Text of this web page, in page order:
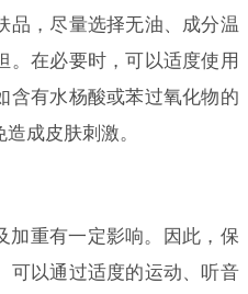
品，尽量选择无油、成分温
。在必要时，可以适度使用
含有水杨酸或苯过氧化物的
成皮肤刺激。
加重有一定影响。因此，保
可以通过适度的运动、听音